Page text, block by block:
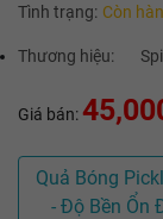
Tình trạng: Còn
Thương hiệu:
Giá bán:
Quả Bóng
- Độ Bền Ổn